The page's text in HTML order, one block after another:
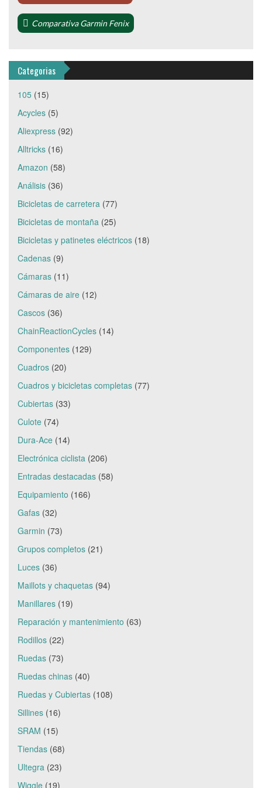
Comparativa Garmin Fenix
Categorias
105 (15)
Acycles (5)
Aliexpress (92)
Alltricks (16)
Amazon (58)
Análisis (36)
Bicicletas de carretera (77)
Bicicletas de montaña (25)
Bicicletas y patinetes eléctricos (18)
Cadenas (9)
Cámaras (11)
Cámaras de aire (12)
Cascos (36)
ChainReactionCycles (14)
Componentes (129)
Cuadros (20)
Cuadros y bicicletas completas (77)
Cubiertas (33)
Culote (74)
Dura-Ace (14)
Electrónica ciclista (206)
Entradas destacadas (58)
Equipamiento (166)
Gafas (32)
Garmin (73)
Grupos completos (21)
Luces (36)
Maillots y chaquetas (94)
Manillares (19)
Reparación y mantenimiento (63)
Rodillos (22)
Ruedas (73)
Ruedas chinas (40)
Ruedas y Cubiertas (108)
Sillines (16)
SRAM (15)
Tiendas (68)
Ultegra (23)
Wiggle (19)